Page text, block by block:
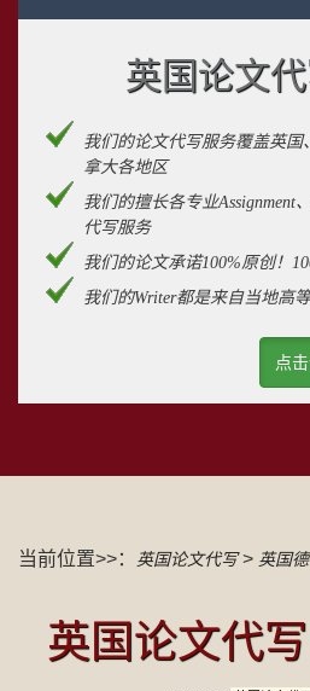
英国论文
我们的论文代写服务覆盖英
拿大各地区
我们的擅长各专业Assignment
代写服务
我们的论文承诺100%原创！
我们的Writer都是来自当地高
点
当前位置>>： 英国论文代写> 英国
英国论文代